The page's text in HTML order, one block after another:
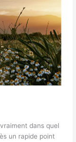
dans quel
un rapide point